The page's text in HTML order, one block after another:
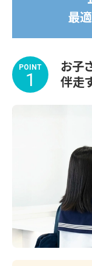
教室で何かわ
ターまでお
苦手な1教科から
涼しくて集中でき
※期間途中からの
※講習会のみお申
内容と一部異なり
山手学院高校、
など
・中学校
最
POINT
1
お子
伴走